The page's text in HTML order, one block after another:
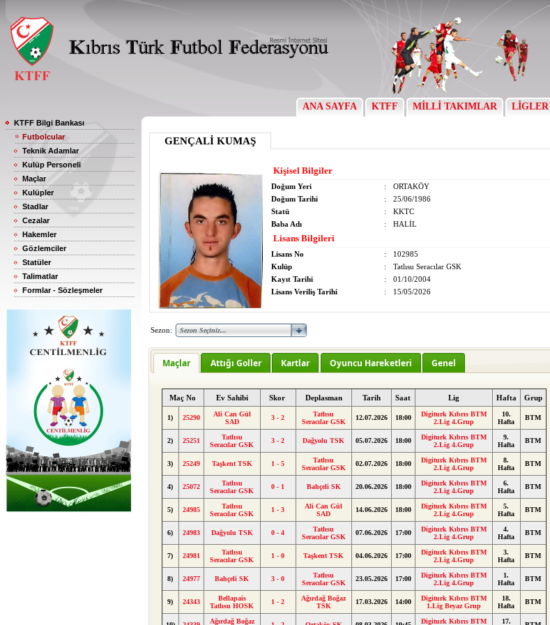
ANA SAYFA KTFF MİLLİ TAKIMLAR LİGLER
KTFF Bilgi Bankası
Futbolcular
Teknik Adamlar
Kulüp Personeli
Maçlar
Kulüpler
Stadlar
Cezalar
Hakemler
Gözlemciler
Statüler
Talimatlar
Formlar - Sözleşmeler
GENÇALİ KUMAŞ
Kişisel Bilgiler
Doğum Yeri :
ORTAKÖY
Doğum Tarihi
:
25/06/1986
Statü
:
KKTC
Baba Adı
: HALİL
Lisans Bilgileri
Lisans No :
102985
Kulüp
:
Tatlısu Seracılar GSK
Kayıt Tarihi
:
01/10/2004
Lisans Veriliş Tarihi
: 15/05/2026
Sezon:
Maçlar Attığı Goller Kartlar Oyuncu Hareketleri Genel
Maç No Ev Sahibi Skor Deplasman Tarih Saat Lig Hafta Grup
1) 25290
Ali Can Gül
SAD
3 - 2
Tatlısu
Seracılar GSK
12.07.2026 18:00
Digiturk Kıbrıs BTM
2.Lig 4.Grup
10.
Hafta
BTM
2) 25251
Tatlısu
Seracılar GSK
3 - 2 Dağyolu TSK 05.07.2026 18:00
Digiturk Kıbrıs BTM
2.Lig 4.Grup
9.
Hafta
BTM
3) 25249 Taşkent TSK 1 - 5
Tatlısu
Seracılar GSK
02.07.2026 18:00
Digiturk Kıbrıs BTM
2.Lig 4.Grup
8.
Hafta
BTM
4) 25072
Tatlısu
Seracılar GSK
0 - 1 Bahçeli SK 20.06.2026 18:00
Digiturk Kıbrıs BTM
2.Lig 4.Grup
6.
Hafta
BTM
5) 24985
Tatlısu
Seracılar GSK
1 - 3
Ali Can Gül
SAD
14.06.2026 18:00
Digiturk Kıbrıs BTM
2.Lig 4.Grup
5.
Hafta
BTM
6) 24983 Dağyolu TSK 0 - 4
Tatlısu
Seracılar GSK
07.06.2026 17:00
Digiturk Kıbrıs BTM
2.Lig 4.Grup
4.
Hafta
BTM
7) 24981
Tatlısu
Seracılar GSK
1 - 0 Taşkent TSK 04.06.2026 17:00
Digiturk Kıbrıs BTM
2.Lig 4.Grup
3.
Hafta
BTM
8) 24977 Bahçeli SK 3 - 0
Tatlısu
Seracılar GSK
23.05.2026 17:00
Digiturk Kıbrıs BTM
2.Lig 4.Grup
1.
Hafta
BTM
9) 24343
Bellapais
Tatlısu HOSK
1 - 2
Ağırdağ Boğaz
TSK
17.03.2026 14:00
Digiturk Kıbrıs BTM
1.Lig Beyaz Grup
18.
Hafta
BTM
Ağırdağ Boğaz
Digiturk Kıbrıs BTM
17.